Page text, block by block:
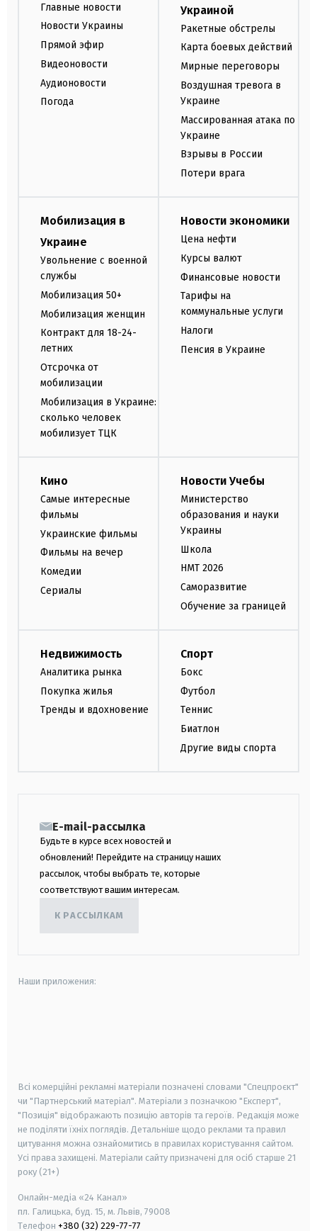
Главные новости
Новости Украины
Прямой эфир
Видеоновости
Аудионовости
Погода
Украиной
Ракетные обстрелы
Карта боевых действий
Мирные переговоры
Воздушная тревога в
Украине
Массированная атака по
Украине
Взрывы в России
Потери врага
Мобилизация в
Украине
Увольнение с военной
службы
Мобилизация 50+
Мобилизация женщин
Контракт для 18-24-
летних
Отсрочка от
мобилизации
Мобилизация в Украине:
сколько человек
мобилизует ТЦК
Новости экономики
Цена нефти
Курсы валют
Финансовые новости
Тарифы на
коммунальные услуги
Налоги
Пенсия в Украине
Кино
Самые интересные
фильмы
Украинские фильмы
Фильмы на вечер
Комедии
Сериалы
Новости Учебы
Министерство
образования и науки
Украины
Школа
НМТ 2026
Саморазвитие
Обучение за границей
Недвижимость
Аналитика рынка
Покупка жилья
Тренды и вдохновение
Спорт
Бокс
Футбол
Теннис
Биатлон
Другие виды спорта
E-mail-рассылка
Будьте в курсе всех новостей и
обновлений! Перейдите на страницу наших
рассылок, чтобы выбрать те, которые
соответствуют вашим интересам.
К РАССЫЛКАМ
Наши приложения:
Всі комерційні рекламні матеріали позначені словами "Спецпроєкт"
чи "Партнерський матеріал". Матеріали з позначкою "Експерт",
"Позиція" відображають позицію авторів та героїв. Редакція може
не поділяти їхніх поглядів. Детальніше щодо реклами та правил
цитування можна ознайомитись в правилах користування сайтом.
Усі права захищені. Матеріали сайту призначені для осіб старше 21
року (21+)
Онлайн-медіа «24 Канал»
пл. Галицька, буд. 15, м. Львів, 79008
Телефон +380 (32) 229-77-77